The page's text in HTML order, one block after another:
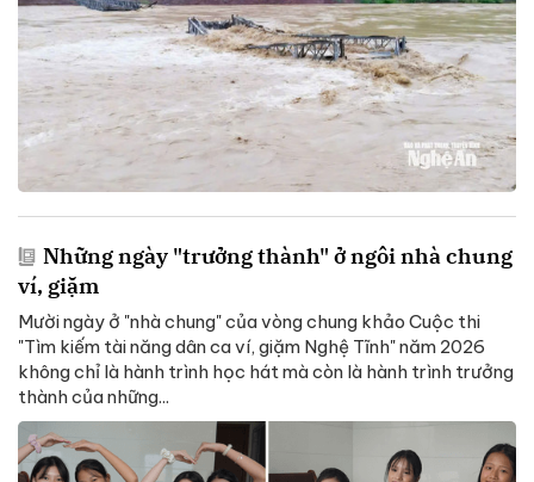
Những ngày "trưởng thành" ở ngôi nhà chung
ví, giặm
Mười ngày ở "nhà chung" của vòng chung khảo Cuộc thi
"Tìm kiếm tài năng dân ca ví, giặm Nghệ Tĩnh" năm 2026
không chỉ là hành trình học hát mà còn là hành trình trưởng
thành của những...